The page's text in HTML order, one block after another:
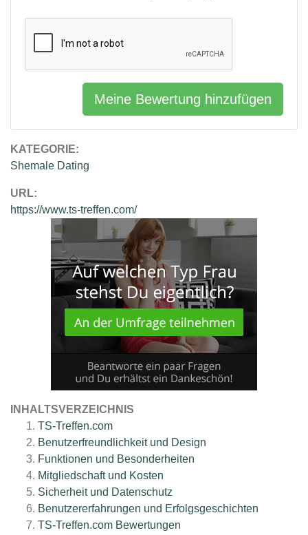
KATEGORIE:
Shemale Dating
URL:
https://www.ts-treffen.com/
INHALTSVERZEICHNIS
TS-Treffen.com
Benutzerfreundlichkeit und Design
Funktionen und Besonderheiten
Mitgliedschaft und Kosten
Sicherheit und Datenschutz
Benutzererfahrungen und Erfolgsgeschichten
TS-Treffen.com Bewertungen
Meine Bewertung hinzufügen